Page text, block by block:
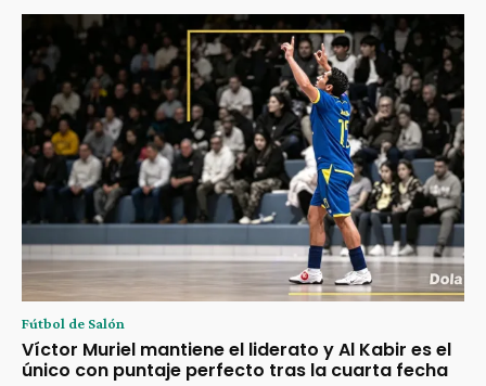
Fútbol de Salón
Víctor Muriel mantiene el liderato y Al Kabir es el
único con puntaje perfecto tras la cuarta fecha